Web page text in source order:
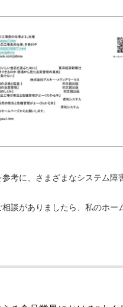
考に、さまざまなシステム障
相談がありましたら、私のホー